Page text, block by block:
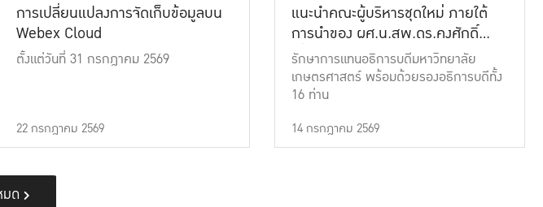
การเปลี่ยนแปลงการจัดเก็บข้อมูลบน
Webex Cloud
ตั้งแต่วันที่ 31 กรกฎาคม 2569
22 กรกฎาคม 2569
แนะนำคณะผู้บริหารชุดใหม่ ภายใต้
การนำของ ผศ.น.สพ.ดร.คงศักดิ์
เที่ยงธรรม
รักษาการแทนอธิการบดีมหาวิทยาลัย
เกษตรศาสตร์ พร้อมด้วยรองอธิการบดีทั้ง
16 ท่าน
14 กรกฎาคม 2569
มด